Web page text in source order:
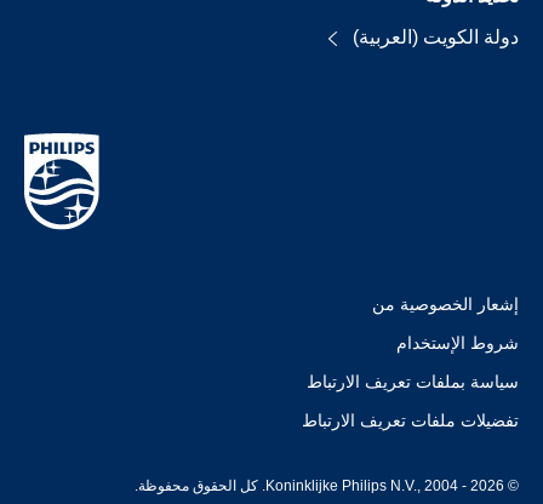
دولة الكويت (العربية)
إشعار الخصوصية من
شروط الإستخدام
سياسة بملفات تعريف الارتباط
تفضيلات ملفات تعريف الارتباط
© Koninklijke Philips N.V., 2004 - 2026. كل الحقوق محفوظة.